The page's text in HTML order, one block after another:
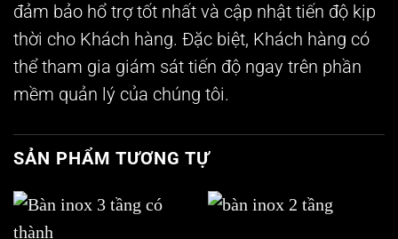
đảm bảo hổ trợ tốt nhất và cập nhật tiến độ kịp
thời cho Khách hàng. Đặc biệt, Khách hàng có
thể tham gia giám sát tiến độ ngay trên phần
mềm quản lý của chúng tôi.
SẢN PHẨM TƯƠNG TỰ